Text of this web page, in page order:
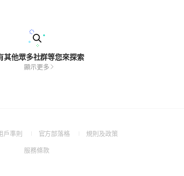
其他眾多社群等您來探索
顯示更多
戶準則
(Open
a
官方部落格
(Open規則及政策(Open
服務條款(Open